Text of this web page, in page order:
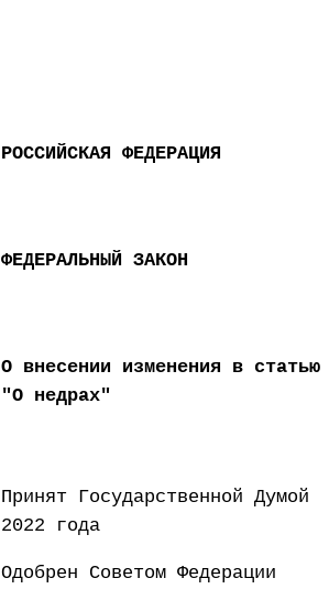
РОССИЙСКАЯ ФЕДЕРАЦИЯ
ФЕДЕРАЛЬНЫЙ ЗАКОН
О внесении изменения в
"О недрах"
Принят
2022 года
Одобрен